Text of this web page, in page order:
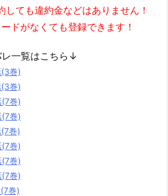
しても違約金などはありません！
ドがなくても登録できます！
レ一覧はこちら↓
巻)
巻)
巻)
巻)
巻)
巻)
巻)
巻)
巻)